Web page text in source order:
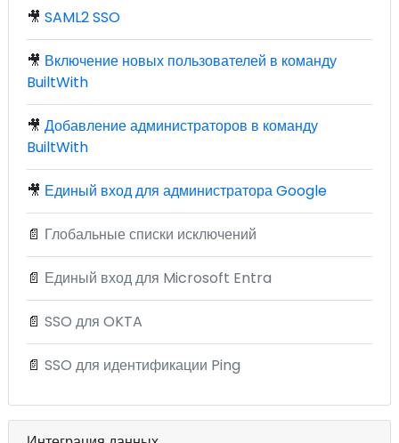
🎥 SAML2 SSO
🎥 Включение новых пользователей в команду
BuiltWith
🎥 Добавление администраторов в команду
BuiltWith
🎥 Единый вход для администратора Google
📄 Глобальные списки исключений
📄 Единый вход для Microsoft Entra
📄 SSO для OKTA
📄 SSO для идентификации Ping